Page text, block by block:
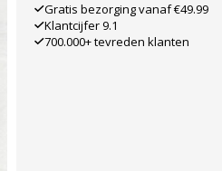
Gratis bezorging vanaf €49.99
Klantcijfer 9.1
700.000+ tevreden klanten